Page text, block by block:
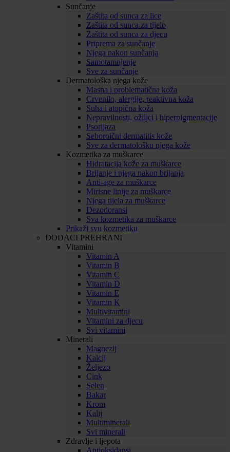
Sunčanje
Zaštita od sunca za lice
Zaštita od sunca za tijelo
Zaštita od sunca za djecu
Priprema za sunčanje
Njega nakon sunčanja
Samotamnjenje
Sve za sunčanje
Dermatološka njega kože
Masna i problematična koža
Crvenilo, alergije, reaktivna koža
Suha i atopična koža
Nepravilnosti, ožiljci i hiperpigmentacije
Psorijaza
Seboroični dermatitis kože
Sve za dermatološku njega kože
Kozmetika za muškarce
Hidratacija kože za muškarce
Brijanje i njega nakon brijanja
Anti-age za muškarce
Mirisne linije za muškarce
Njega tijela za muškarce
Dezodoransi
Sva kozmetika za muškarce
Prikaži svu kozmetiku
DODACI PREHRANI
Vitamini
Vitamin A
Vitamin B
Vitamin C
Vitamin D
Vitamin E
Vitamin K
Multivitamini
Vitamini za djecu
Svi vitamini
Minerali
Magnezij
Kalcij
Željezo
Cink
Selen
Bakar
Krom
Kalij
Multiminerali
Svi minerali
Zdravlje i ljepota
Antioksidansi